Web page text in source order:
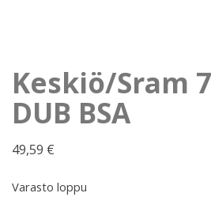
Keskiö/Sram
DUB BSA
49,59 €
Varasto loppu